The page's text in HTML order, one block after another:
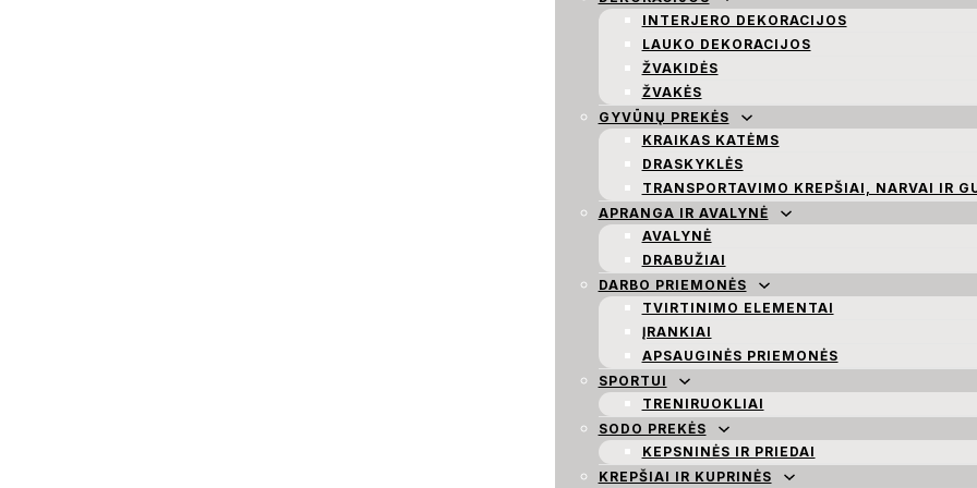
INTERJERO DEKORACIJOS
LAUKO DEKORACIJOS
ŽVAKIDĖS
ŽVAKĖS
GYVŪNŲ PREKĖS
KRAIKAS KATĖMS
DRASKYKLĖS
TRANSPORTAVIMO KREPŠIAI, NARVAI IR
APRANGA IR AVALYNĖ
AVALYNĖ
DRABUŽIAI
DARBO PRIEMONĖS
TVIRTINIMO ELEMENTAI
ĮRANKIAI
APSAUGINĖS PRIEMONĖS
SPORTUI
TRENIRUOKLIAI
SODO PREKĖS
KEPSNINĖS IR PRIEDAI
KREPŠIAI IR KUPRINĖS